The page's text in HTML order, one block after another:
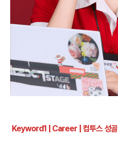
Keyword1 | Career |컴투스 성골